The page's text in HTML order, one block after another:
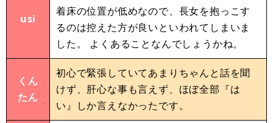
usi
着床の位置が低めなので、長女を抱っこす
るのは控えた方が良いといわれてしまいま
した。 よくあることなんでしょうかね。
くん
たん
初心で緊張していてあまりちゃんと話を聞
けず、肝心な事も言えず、ほぼ全部『は
い』しか言えなかったです。